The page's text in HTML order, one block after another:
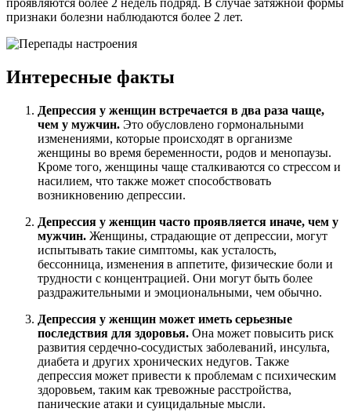
проявляются более 2 недель подряд. В случае затяжной формы
признаки болезни наблюдаются более 2 лет.
Интересные факты
Депрессия у женщин встречается в два раза чаще,
чем у мужчин. Это обусловлено гормональными
изменениями, которые происходят в организме
женщины во время беременности, родов и менопаузы.
Кроме того, женщины чаще сталкиваются со стрессом и
насилием, что также может способствовать
возникновению депрессии.
Депрессия у женщин часто проявляется иначе, чем у
мужчин. Женщины, страдающие от депрессии, могут
испытывать такие симптомы, как усталость,
бессонница, изменения в аппетите, физические боли и
трудности с концентрацией. Они могут быть более
раздражительными и эмоциональными, чем обычно.
Депрессия у женщин может иметь серьезные
последствия для здоровья. Она может повысить риск
развития сердечно-сосудистых заболеваний, инсульта,
диабета и других хронических недугов. Также
депрессия может привести к проблемам с психическим
здоровьем, таким как тревожные расстройства,
панические атаки и суицидальные мысли.